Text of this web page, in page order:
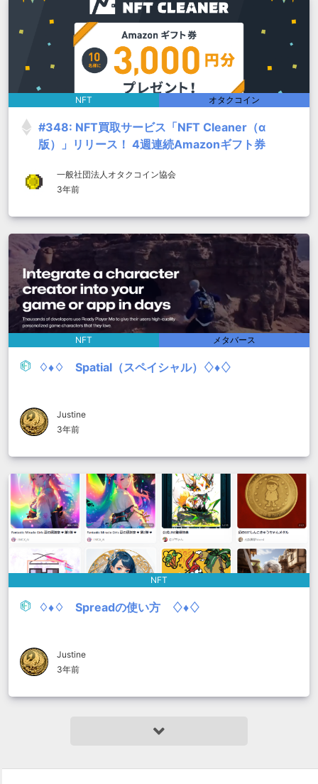
NFT オタクコイン
#348: NFT買取サービス「NFT Cleaner（α
版）」リリース！ 4週連続Amazonギフト券
一般社団法人オタクコイン協会
3年前
NFT メタバース
♢♦♢ Spatial（スペイシャル）♢♦♢
Justine
3年前
NFT
♢♦♢ Spreadの使い方 ♢♦♢
Justine
3年前